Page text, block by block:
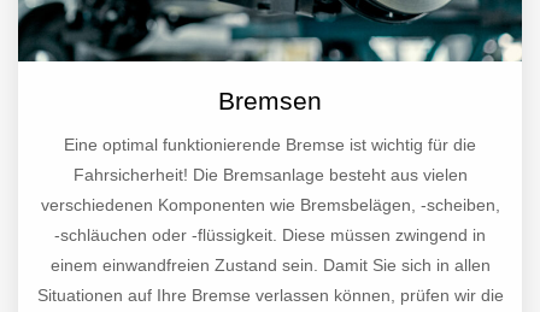
Bremsen
Eine optimal funktionierende Bremse ist wichtig für die
Fahrsicherheit! Die Bremsanlage besteht aus vielen
verschiedenen Komponenten wie Bremsbelägen, -scheiben,
-schläuchen oder -flüssigkeit. Diese müssen zwingend in
einem einwandfreien Zustand sein. Damit Sie sich in allen
Situationen auf Ihre Bremse verlassen können, prüfen wir die